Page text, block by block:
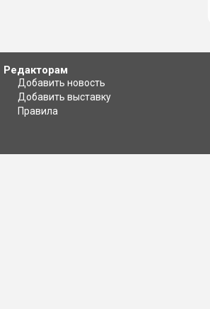
Редакторам
Добавить новость
Добавить выставку
Правила